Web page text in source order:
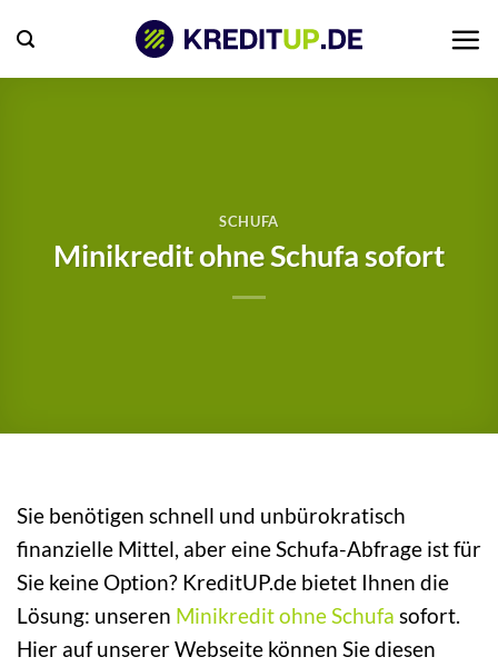
Inhalt
springen
SCHUFA
Minikredit ohne Schufa sofort
Sie benötigen schnell und unbürokratisch
finanzielle Mittel, aber eine Schufa-Abfrage ist für
Sie keine Option? KreditUP.de bietet Ihnen die
Lösung: unseren Minikredit ohne Schufa sofort.
Hier auf unserer Webseite können Sie diesen